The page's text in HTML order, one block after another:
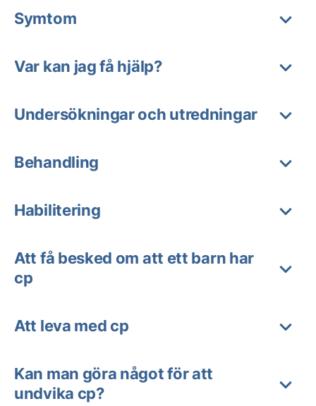
Symtom
Var kan jag få hjälp?
Undersökningar och utredningar
Behandling
Habilitering
Att få besked om att ett barn har
cp
Att leva med cp
Kan man göra något för att
undvika cp?